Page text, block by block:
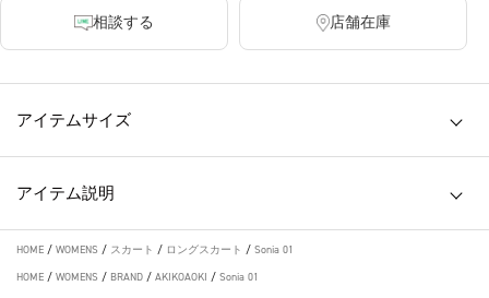
相談する 店舗在庫
アイテムサイズ
アイテム説明
HOME / WOMENS / スカート / ロングスカート / Sonia 01
HOME / WOMENS / BRAND / AKIKOAOKI / Sonia 01